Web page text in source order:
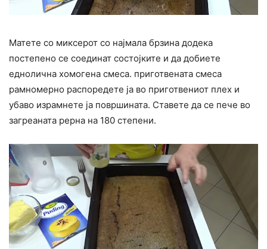
Матете со миксерот со најмала брзина додека
постепено се соединат состојките и да добиете
еднолична хомогена смеса. приготвената смеса
рамномерно распоредете ја во приготвениот плех и
убаво израмнете ја површината. Ставете да се пече во
загреаната рерна на 180 степени.